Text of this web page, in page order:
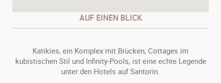
AUF EINEN BLICK
Katikies, ein Komplex mit Brücken, Cottages im
kubistischen Stil und Infinity-Pools, ist eine echte Legende
unter den Hotels auf Santorin.